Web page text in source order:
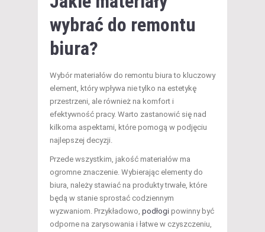
wybrać do remontu
biura?
Wybór materiałów do remontu biura to kluczowy
element, który wpływa nie tylko na estetykę
przestrzeni, ale również na komfort i
efektywność pracy. Warto zastanowić się nad
kilkoma aspektami, które pomogą w podjęciu
najlepszej decyzji.
Przede wszystkim, jakość materiałów ma
ogromne znaczenie. Wybierając elementy do
biura, należy stawiać na produkty trwałe, które
będą w stanie sprostać codziennym
wyzwaniom. Przykładowo, podłogi powinny być
odporne na zarysowania i łatwe w czyszczeniu,